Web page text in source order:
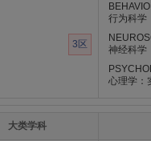
3区
行为科学
神经科学
心理学：
大类学科